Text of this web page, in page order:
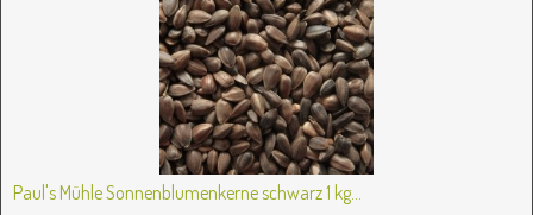
Paul's Mühle Sonnenblumenkerne schwarz 1 kg...